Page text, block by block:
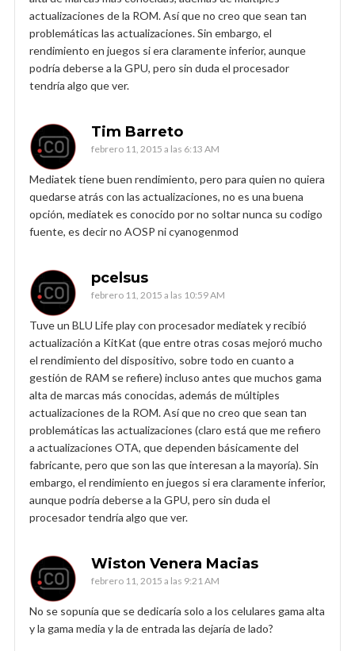
actualizaciones de la ROM. Así que no creo que sean tan
problemáticas las actualizaciones. Sin embargo, el
rendimiento en juegos si era claramente inferior, aunque
podría deberse a la GPU, pero sin duda el procesador
tendría algo que ver.
Tim Barreto
febrero 11, 2015 a las 6:13 AM
Mediatek tiene buen rendimiento, pero para quien no quiera
quedarse atrás con las actualizaciones, no es una buena
opción, mediatek es conocido por no soltar nunca su codigo
fuente, es decir no AOSP ni cyanogenmod
pcelsus
febrero 11, 2015 a las 10:59 AM
Tuve un BLU Life play con procesador mediatek y recibió
actualización a KitKat (que entre otras cosas mejoró mucho
el rendimiento del dispositivo, sobre todo en cuanto a
gestión de RAM se refiere) incluso antes que muchos gama
alta de marcas más conocidas, además de múltiples
actualizaciones de la ROM. Así que no creo que sean tan
problemáticas las actualizaciones (claro está que me refiero
a actualizaciones OTA, que dependen básicamente del
fabricante, pero que son las que interesan a la mayoría). Sin
embargo, el rendimiento en juegos si era claramente inferior,
aunque podría deberse a la GPU, pero sin duda el
procesador tendría algo que ver.
Wiston Venera Macias
febrero 11, 2015 a las 9:21 AM
No se sopunía que se dedicaría solo a los celulares gama alta
y la gama media y la de entrada las dejaría de lado?